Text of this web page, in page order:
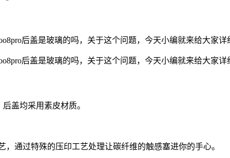
后盖是玻璃的吗，关于这个问题，今天小编就来给大家
后盖是玻璃的吗，关于这个问题，今天小编就来给大家
盖均采用素皮材质。
通过特殊的压印工艺处理让碳纤维的触感塞进你的手心。